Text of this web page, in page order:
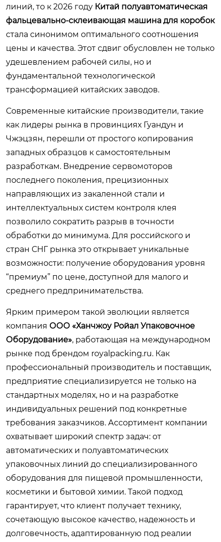
линий, то к 2026 году Китай полуавтоматическая
фальцевально-склеивающая машина для коробок
стала синонимом оптимального соотношения
цены и качества. Этот сдвиг обусловлен не только
удешевлением рабочей силы, но и
фундаментальной технологической
трансформацией китайских заводов.
Современные китайские производители, такие
как лидеры рынка в провинциях Гуандун и
Чжэцзян, перешли от простого копирования
западных образцов к самостоятельным
разработкам. Внедрение сервомоторов
последнего поколения, прецизионных
направляющих из закаленной стали и
интеллектуальных систем контроля клея
позволило сократить разрыв в точности
обработки до минимума. Для российского и
стран СНГ рынка это открывает уникальные
возможности: получение оборудования уровня
“премиум” по цене, доступной для малого и
среднего предпринимательства.
Ярким примером такой эволюции является
компания ООО «Ханчжоу Ройал Упаковочное
Оборудование», работающая на международном
рынке под брендом royalpacking.ru. Как
профессиональный производитель и поставщик,
предприятие специализируется не только на
стандартных моделях, но и на разработке
индивидуальных решений под конкретные
требования заказчиков. Ассортимент компании
охватывает широкий спектр задач: от
автоматических и полуавтоматических
упаковочных линий до специализированного
оборудования для пищевой промышленности,
косметики и бытовой химии. Такой подход
гарантирует, что клиент получает технику,
сочетающую высокое качество, надежность и
долговечность, адаптированную под реалии